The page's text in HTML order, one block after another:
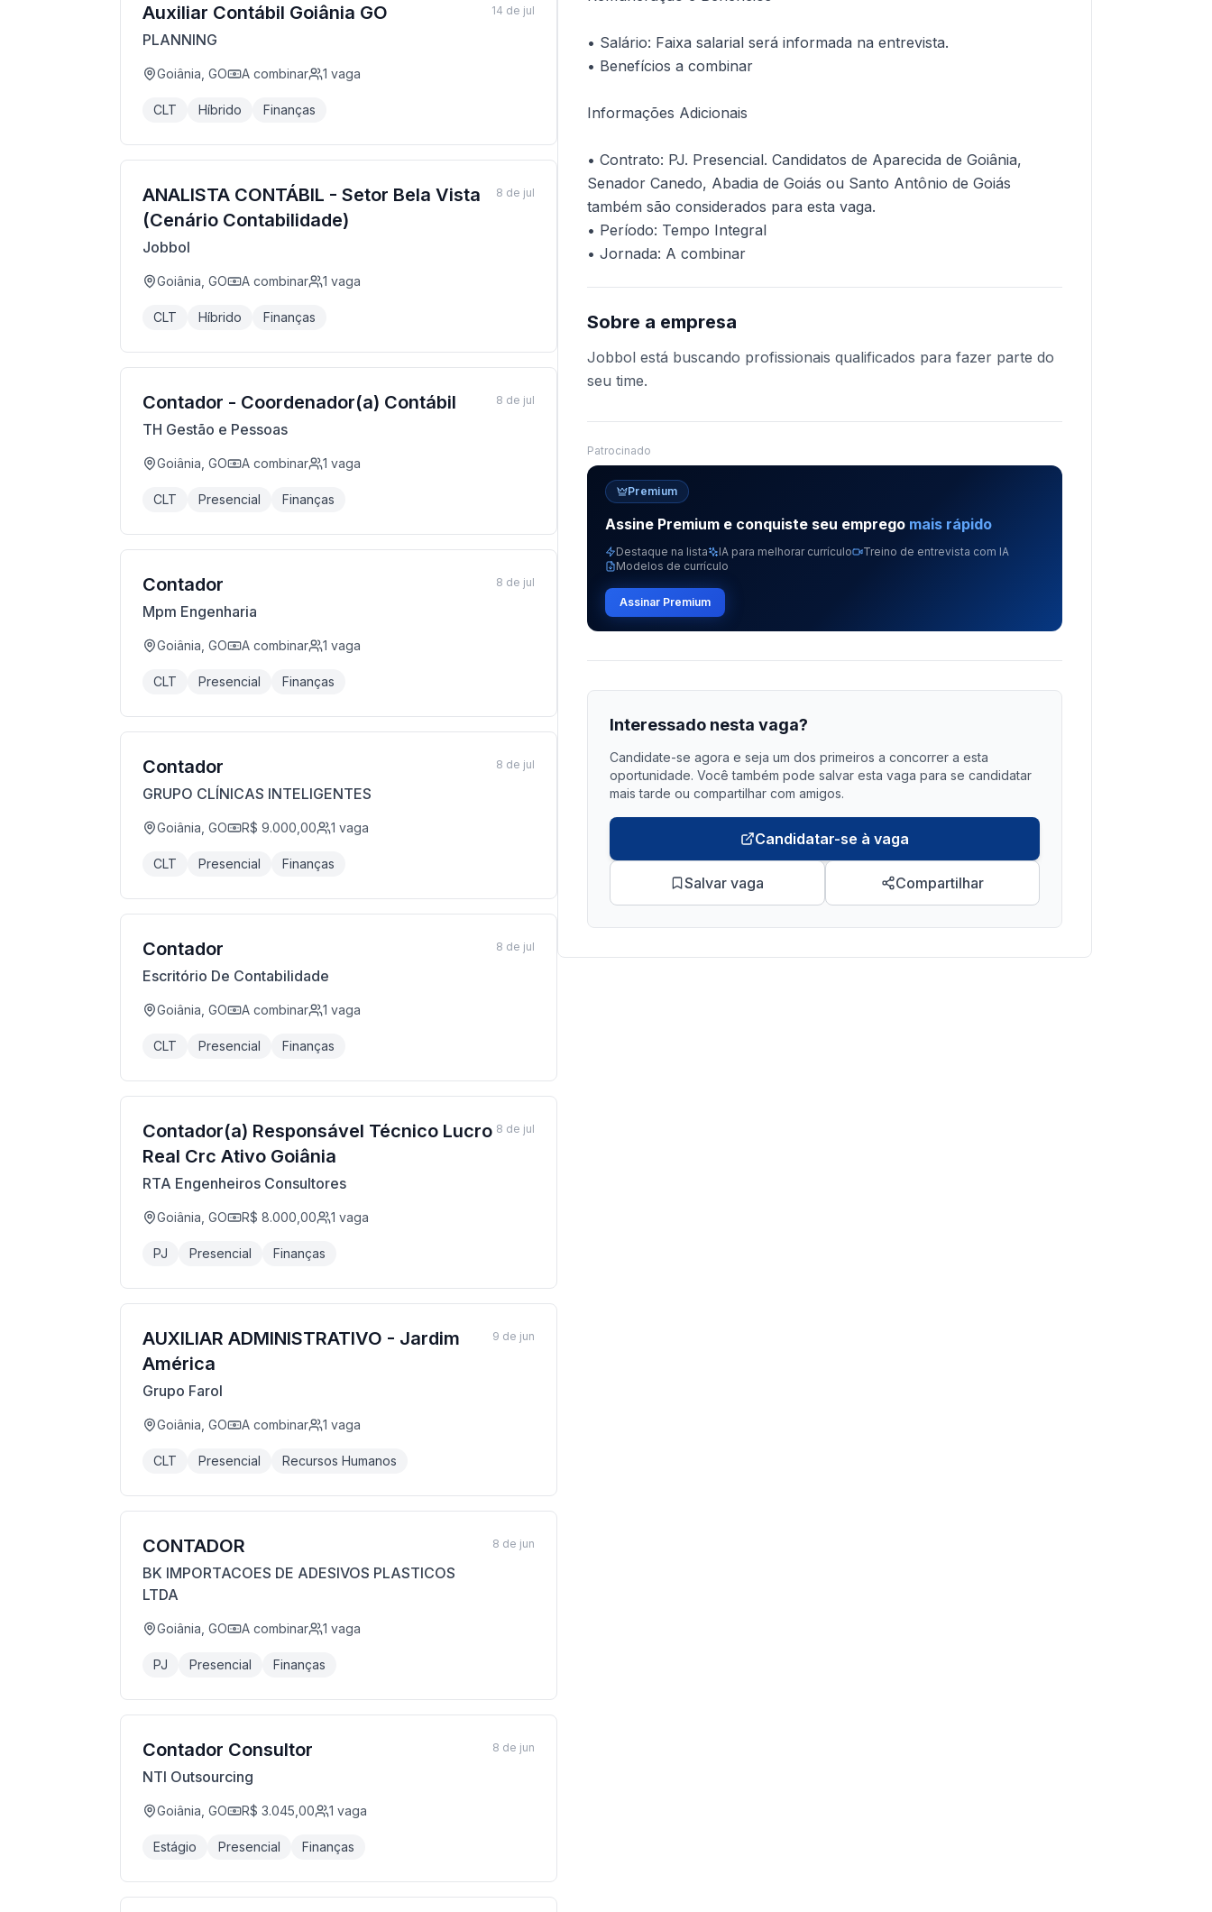
Auxiliar Contábil Goiânia GO
PLANNING
Goiânia, GO A combinar 1 vaga
CLT Híbrido Finanças
14 de jul
ANALISTA CONTÁBIL - Setor Bela Vista
(Cenário Contabilidade)
Jobbol
Goiânia, GO A combinar 1 vaga
CLT Híbrido Finanças
8 de jul
Contador - Coordenador(a) Contábil
TH Gestão e Pessoas
Goiânia, GO A combinar 1 vaga
CLT Presencial Finanças
8 de jul
Contador
Mpm Engenharia
Goiânia, GO A combinar 1 vaga
CLT Presencial Finanças
8 de jul
Contador
GRUPO CLÍNICAS INTELIGENTES
Goiânia, GO R$ 9.000,00 1 vaga
CLT Presencial Finanças
8 de jul
Contador
Escritório De Contabilidade
Goiânia, GO A combinar 1 vaga
CLT Presencial Finanças
8 de jul
Contador(a) Responsável Técnico Lucro
Real Crc Ativo Goiânia
RTA Engenheiros Consultores
Goiânia, GO R$ 8.000,00 1 vaga
PJ Presencial Finanças
8 de jul
AUXILIAR ADMINISTRATIVO - Jardim
América
Grupo Farol
Goiânia, GO A combinar 1 vaga
CLT Presencial Recursos Humanos
9 de jun
CONTADOR
BK IMPORTACOES DE ADESIVOS PLASTICOS
LTDA
Goiânia, GO A combinar 1 vaga
PJ Presencial Finanças
8 de jun
Contador Consultor
NTI Outsourcing
Goiânia, GO R$ 3.045,00 1 vaga
Estágio Presencial Finanças
8 de jun
• Salário: Faixa salarial será informada na entrevista.
• Benefícios a combinar
Informações Adicionais
• Contrato: PJ. Presencial. Candidatos de Aparecida de Goiânia,
Senador Canedo, Abadia de Goiás ou Santo Antônio de Goiás
também são considerados para esta vaga.
• Período: Tempo Integral
• Jornada: A combinar
Sobre a empresa
Jobbol está buscando profissionais qualificados para fazer parte do
seu time.
Patrocinado
Premium
Assine Premium e conquiste seu emprego mais rápido
Destaque na lista IA para melhorar currículo
Treino de entrevista com IA
Modelos de currículo
Assinar Premium
Interessado nesta vaga?
Candidate-se agora e seja um dos primeiros a concorrer a esta
oportunidade. Você também pode salvar esta vaga para se candidatar
mais tarde ou compartilhar com amigos.
Candidatar-se à vaga
Salvar vaga Compartilhar